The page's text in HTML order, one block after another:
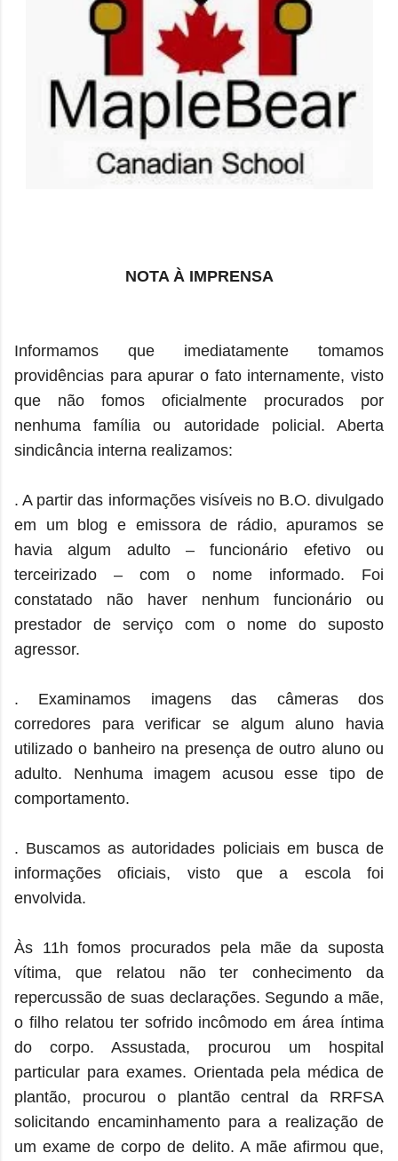
NOTA À IMPRENSA
Informamos que imediatamente tomamos
providências para apurar o fato internamente, visto
que não fomos oficialmente procurados por
nenhuma família ou autoridade policial. Aberta
sindicância interna realizamos:
. A partir das informações visíveis no B.O. divulgado
em um blog e emissora de rádio, apuramos se
havia algum adulto – funcionário efetivo ou
terceirizado – com o nome informado. Foi
constatado não haver nenhum funcionário ou
prestador de serviço com o nome do suposto
agressor.
. Examinamos imagens das câmeras dos
corredores para verificar se algum aluno havia
utilizado o banheiro na presença de outro aluno ou
adulto. Nenhuma imagem acusou esse tipo de
comportamento.
. Buscamos as autoridades policiais em busca de
informações oficiais, visto que a escola foi
envolvida.
Às 11h fomos procurados pela mãe da suposta
vítima, que relatou não ter conhecimento da
repercussão de suas declarações. Segundo a mãe,
o filho relatou ter sofrido incômodo em área íntima
do corpo. Assustada, procurou um hospital
particular para exames. Orientada pela médica de
plantão, procurou o plantão central da RRFSA
solicitando encaminhamento para a realização de
um exame de corpo de delito. A mãe afirmou que,